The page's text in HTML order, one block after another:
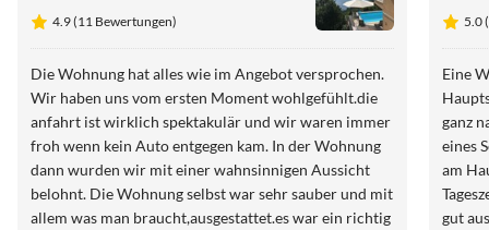
4.9 (11 Bewertungen)
Die Wohnung hat alles wie im Angebot versprochen.
Wir haben uns vom ersten Moment wohlgefühlt.die
anfahrt ist wirklich spektakulär und wir waren immer
froh wenn kein Auto entgegen kam. In der Wohnung
dann wurden wir mit einer wahnsinnigen Aussicht
belohnt. Die Wohnung selbst war sehr sauber und mit
allem was man braucht,ausgestattet.es war ein richtig
5.0
Eine
Hauptsaison - fernab
ganz
eines
am
gut